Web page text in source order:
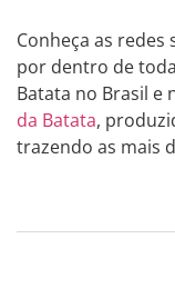
Conheça as redes
por dentro de
Batata no Brasil e
da Batata,
trazendo as mais